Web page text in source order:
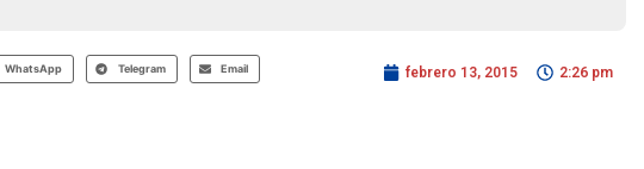
WhatsApp Telegram Email febrero 13, 2015 2:26 pm